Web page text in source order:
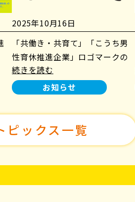
2025年10月16日
「共働き・共育て」「こうち男
性育休推進企業」ロゴマークの
使用について
続きを読む
お知らせ
ピックス一覧